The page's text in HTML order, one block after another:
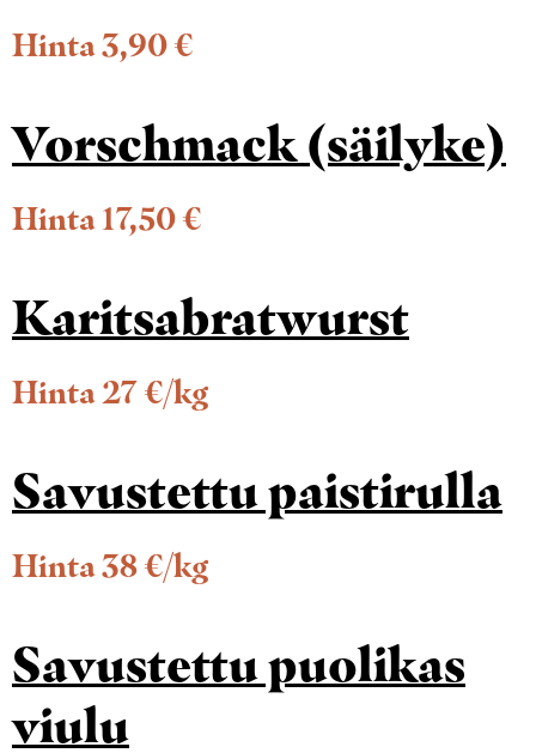
Hinta 3,90 €
Vorschmack (säilyke)
Hinta 17,50 €
Karitsabratwurst
Hinta 27 €/kg
Savustettu paistirulla
Hinta 38 €/kg
Savustettu puolikas
viulu